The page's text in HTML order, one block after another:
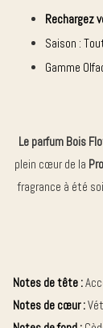
Rechargez
Saison :
Gamme
Le parfum Bois
plein cœur de la
fragrance à été
Notes de tête :
Notes de cœur :